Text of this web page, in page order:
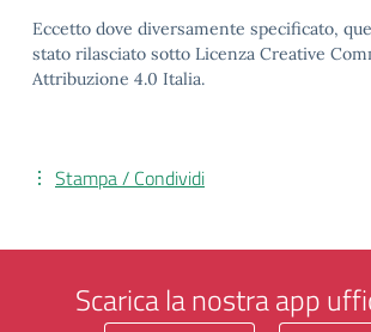
Eccetto dove diversamente specificato,
stato rilasciato sotto Licenza Creative
Attribuzione 4.0 Italia.
Stampa / Condividi
Scarica la nostra app